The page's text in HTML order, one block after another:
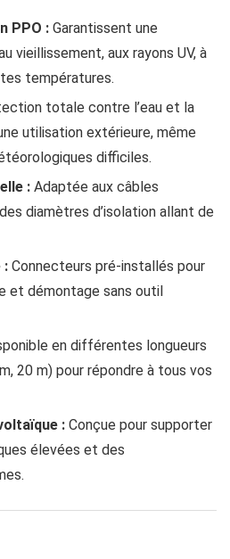
PPO : Garantissent une
vieillissement, aux rayons UV, à
températures.
totale contre l’eau et la
utilisation extérieure, même
difficiles.
: Adaptée aux câbles
diamètres d’isolation allant de
: Connecteurs pré-installés pour
et démontage sans outil
en différentes longueurs
20 m) pour répondre à tous vos
: Conçue pour supporter
élevées et des